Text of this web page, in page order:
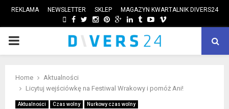
REKLAMA NEWSLETTER SKLEP MAGAZYN KWARTALNIK DIVERS24
FACEBOOK
TWITTER
INSTAGRAM
PINTEREST
GOOGLE
LINKEDIN
TUMBLRYOUTUBE
VIMEO
PRIMARY
Home
Aktualności
Licytuj wejściówkę na Festiwal Wrakowy i pomóż Ani!
Aktualności Czas wolny Nurkowy czas wolny